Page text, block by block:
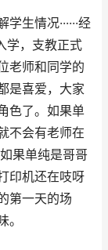
情况······经
学，支教正式
老师和同学的
是喜爱，大家
色了。如果单
不会有老师在
果单纯是哥哥
印机还在吱呀
第一天的场